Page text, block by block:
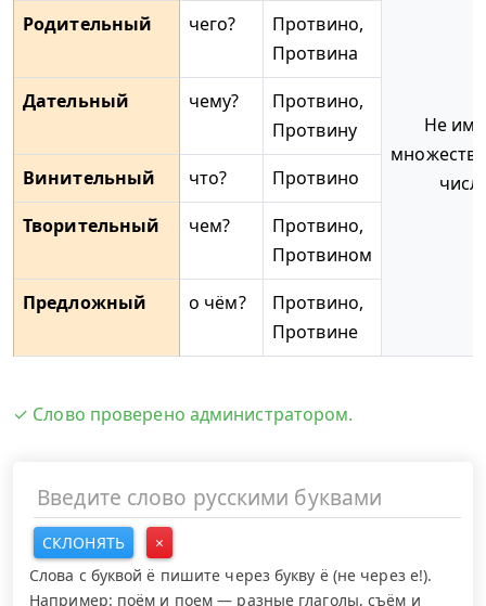
Не
Родительный чего?
Протвино,
Протвина
Дательный
чему?
Протвино,
Протвину
Винительный
что?
Протвино
Творительный
чем?
Протвино,
Протвином
Предложный
о чём?
Протвино,
Протвине
✓ Слово проверено администратором.
СКЛОНЯТЬ
×
Слова с буквой ё пишите через букву ё (не через е!).
Например: поём и поем — разные глаголы, съём и